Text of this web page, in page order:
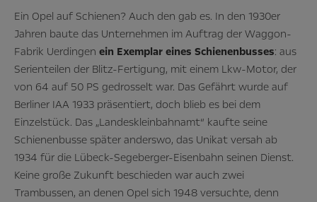
Ein Opel auf Schienen? Auch den gab es. In den 1930er
Jahren baute das Unternehmen im Auftrag der Waggon-
Fabrik Uerdingen ein Exemplar eines Schienenbusses: aus
Serienteilen der Blitz-Fertigung, mit einem Lkw-Motor, der
von 64 auf 50 PS gedrosselt war. Das Gefährt wurde auf
Berliner IAA 1933 präsentiert, doch blieb es bei dem
Einzelstück. Das „Landeskleinbahnamt“ kaufte seine
Schienenbusse später anderswo, das Unikat versah ab
1934 für die Lübeck-Segeberger-Eisenbahn seinen Dienst.
Keine große Zukunft beschieden war auch zwei
Trambussen, an denen Opel sich 1948 versuchte, denn